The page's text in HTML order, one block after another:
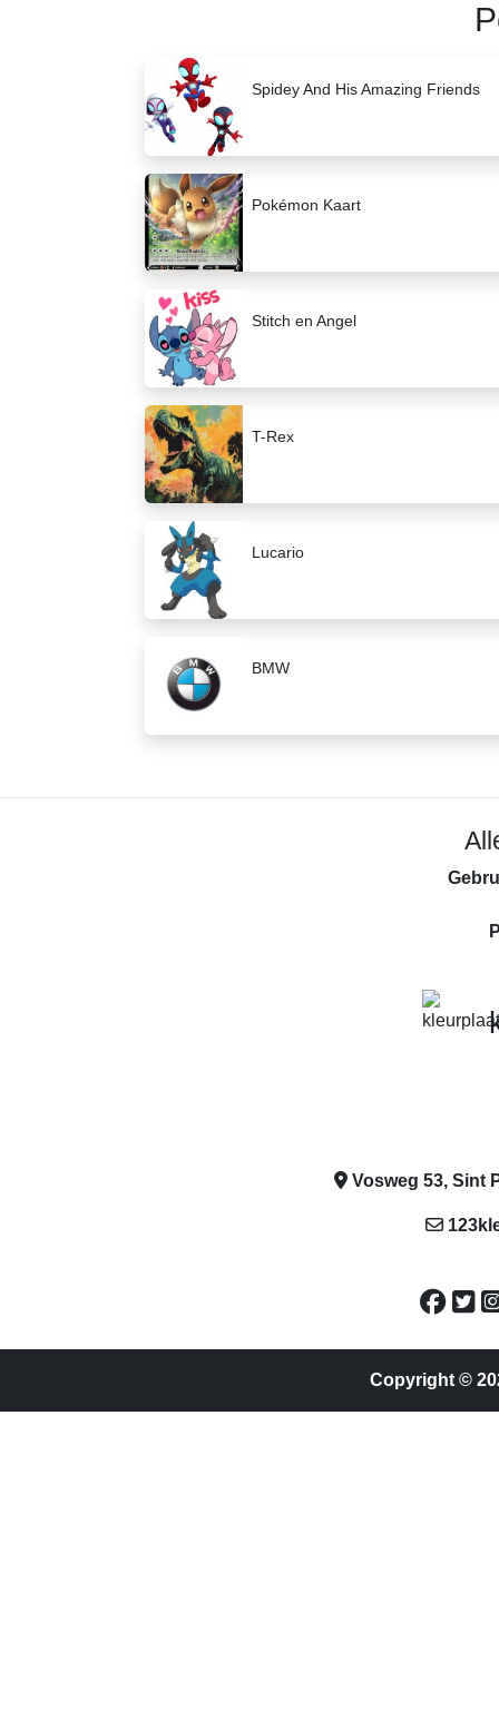
Spidey And His Amazing Friends
Pokémon Kaart
Stitch en Angel
T-Rex
Lucario
BMW
Vosweg 53, Sint
Copyright ©